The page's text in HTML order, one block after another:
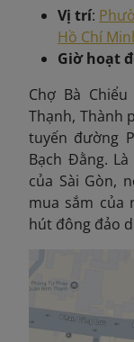
Vị trí:
Hồ Chí
Giờ hoạt
Chợ Bà
Thạnh, Thành
tuyến đường
Bạch Đằng.
của Sài Gòn,
mua sắm của
hút đông đảo